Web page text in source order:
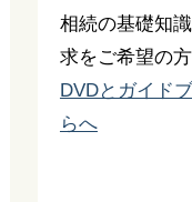
相続の基礎知
求をご希望の
DVDとガイド
らへ